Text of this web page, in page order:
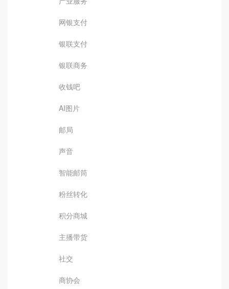
网银支付
银联支付
银联商务
收钱吧
AI图片
邮局
声音
智能邮筒
粉丝转化
积分商城
主播带货
社交
商协会